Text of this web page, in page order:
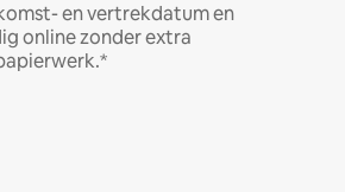
en vertrekdatum en
online zonder extra